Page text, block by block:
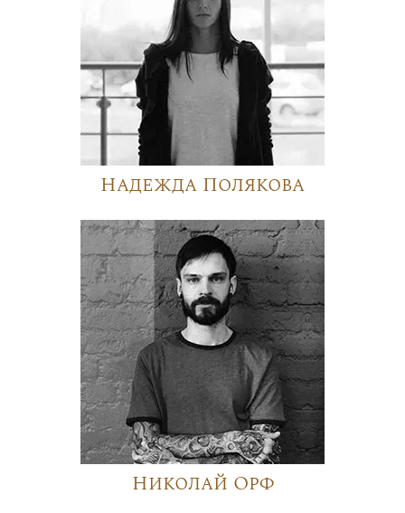
Надежда Полякова
Николай Орф